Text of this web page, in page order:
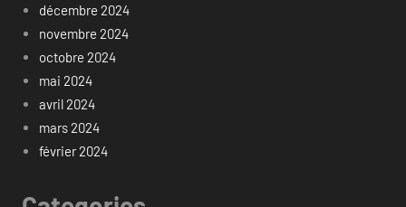
décembre 2024
novembre 2024
octobre 2024
mai 2024
avril 2024
mars 2024
février 2024